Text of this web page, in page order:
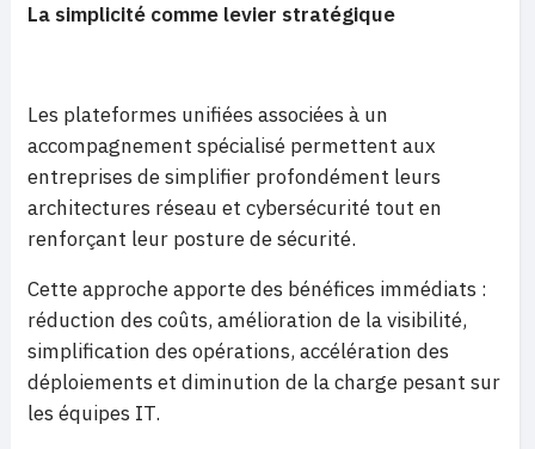
La simplicité comme levier stratégique
Les plateformes unifiées associées à un
accompagnement spécialisé permettent aux
entreprises de simplifier profondément leurs
architectures réseau et cybersécurité tout en
renforçant leur posture de sécurité.
Cette approche apporte des bénéfices immédiats :
réduction des coûts, amélioration de la visibilité,
simplification des opérations, accélération des
déploiements et diminution de la charge pesant sur
les équipes IT.